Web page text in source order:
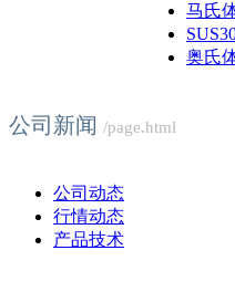
马氏
奥氏
公司新闻 /page.html
公司动态
行情动态
产品技术